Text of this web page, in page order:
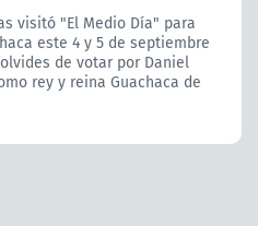
visitó "El Medio Día" para
este 4 y 5 de septiembre
de votar por Daniel
rey y reina Guachaca de